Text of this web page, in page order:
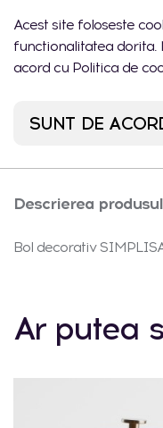
- Chișinău,
Arborilor 21
Port Mall -
Descrierea
Bol decorativ
Ar putea
Acest site foloseste
functionalitatea dorita.
acord cu Politica de
SUNT DE